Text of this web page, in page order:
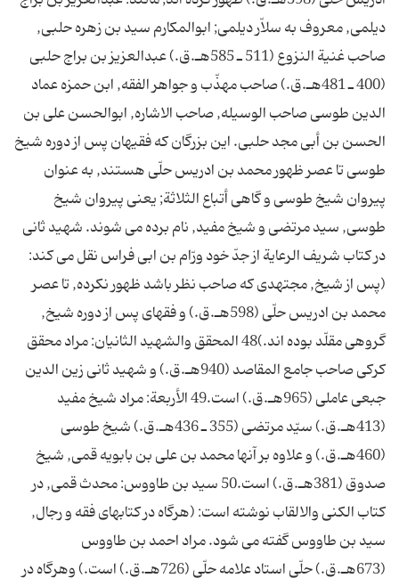
ديلمى, معروف به سلاّر ديلمى; ابوالمکارم سيد بن زهره حلبى,
صاحب غنية النزوع (511 ـ 585هـ.ق.) عبدالعزيز بن براج حلبى
(400 ـ 481هـ.ق.) صاحب مهذّب و جواهر الفقه, ابن حمزه عماد
الدين طوسى صاحب الوسيله, صاحب الاشاره, ابوالحسن على بن
الحسن بن أبى مجد حلبى. اين بزرگان که فقيهان پس از دوره شيخ
طوسى تا عصر ظهور محمد بن ادريس حلّى هستند, به عنوان
پيروان شيخ طوسى و گاهى أتباع الثلاثة; يعنى پيروان شيخ
طوسى, سيد مرتضى و شيخ مفيد, نام برده مى شوند. شهيد ثانى
در کتاب شريف الرعاية از جدّ خود ورّام بن ابى فراس نقل مى کند:
(پس از شيخ, مجتهدى که صاحب نظر باشد ظهور نکرده, تا عصر
محمد بن ادريس حلّى (598هـ.ق.) و فقهاى پس از دوره شيخ,
گروهى مقلّد بوده اند.)48 المحقق والشهيد الثانيان: مراد محقق
کرکى صاحب جامع المقاصد (940هـ.ق.) و شهيد ثانى زين الدين
جبعى عاملى (965هـ.ق.) است.49 الأربعة: مراد شيخ مفيد
(413هـ.ق.) سيّد مرتضى (355 ـ 436هـ.ق.) شيخ طوسى
(460هـ.ق.) و علاوه بر آنها محمد بن على بن بابويه قمى, شيخ
صدوق (381هـ.ق.) است.50 سيد بن طاووس: محدث قمى, در
کتاب الکنى والالقاب نوشته است: (هرگاه در کتابهاى فقه و رجال,
سيد بن طاووس گفته مى شود. مراد احمد بن طاووس
(673هـ.ق.) حلّى استاد علامه حلّى (726هـ.ق.) است.) وهرگاه در